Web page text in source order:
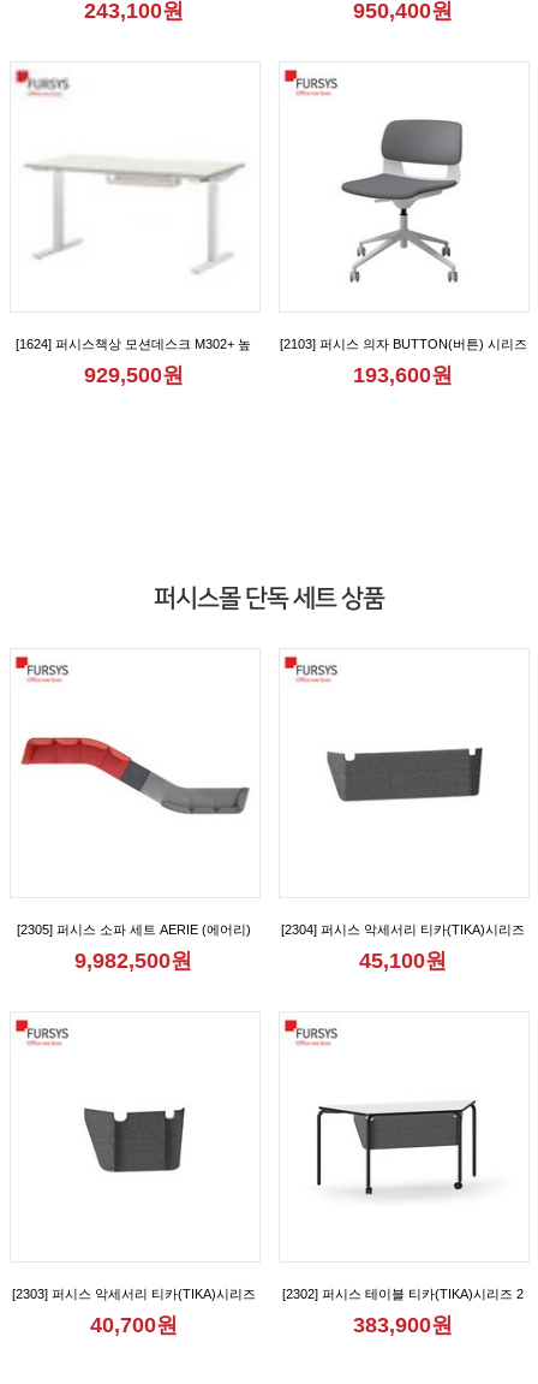
[FND712CB_FND712CBM_FND712CR_FND712CRM_FND712CRA_FND712CRAM]
243,100원 950,400원
[1624] 퍼시스책상 모션데스크 M302+ 높
이조절책상 [FKD018N]
929,500원
[2103] 퍼시스 의자 BUTTON(버튼) 시리즈
회의용 학생용 리프트업 캐스터 사무용 의
자 [CH0020MQ_CH0020MQD]
193,600원
퍼시스몰 단독 세트 상품
[2305] 퍼시스 소파 세트 AERIE (에어리)
모듈 8인 150° 형 소파 [CS61D08D]
9,982,500원
[2304] 퍼시스 악세서리 티카(TIKA)시리즈
2인용 가림판 [CGR1012M]
45,100원
[2303] 퍼시스 악세서리 티카(TIKA)시리즈
1인용 가림판 [CGR1007M]
40,700원
[2302] 퍼시스 테이블 티카(TIKA)시리즈 2
인용 다목적 사다리꼴 테이블(가림판형)
[CGR015B]
383,900원